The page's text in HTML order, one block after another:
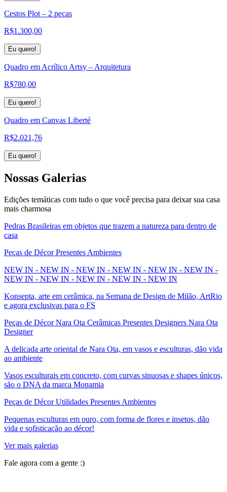
Cestos Plot – 2 peças
R$1.300,00
Eu quero!
Quadro em Acrílico Artsy – Arquitetura
R$780,00
Eu quero!
Quadro em Canvas Liberté
R$2.021,76
Eu quero!
Nossas Galerias
Edições temáticas com tudo o que você precisa para deixar sua casa
mais charmosa
Pedras Brasileiras em objetos que trazem a natureza para dentro de
casa
Peças de Décor Presentes Ambientes
NEW IN - NEW IN - NEW IN - NEW IN - NEW IN - NEW IN -
NEW IN - NEW IN - NEW IN - NEW IN - NEW IN
Konsepta, arte em cerâmica, na Semana de Design de Milão, ArtRio
e agora exclusivas para o FS
Peças de Décor Nara Ota Cerâmicas Presentes Designers Nara Ota
Designer
A delicada arte oriental de Nara Ota, em vasos e esculturas, dão vida
ao ambiente
Vasos esculturais em concreto, com curvas sinuosas e shapes únicos,
são o DNA da marca Monamia
Peças de Décor Utilidades Presentes Ambientes
Pequenas esculturas em ouro, com forma de flores e insetos, dão
vida e sofisticação ao décor!
Ver mais galerias
Fale agora com a gente :)